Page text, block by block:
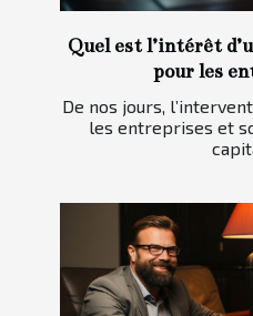
Quel est l’intérêt
pour les
De nos jours,
les entreprises et